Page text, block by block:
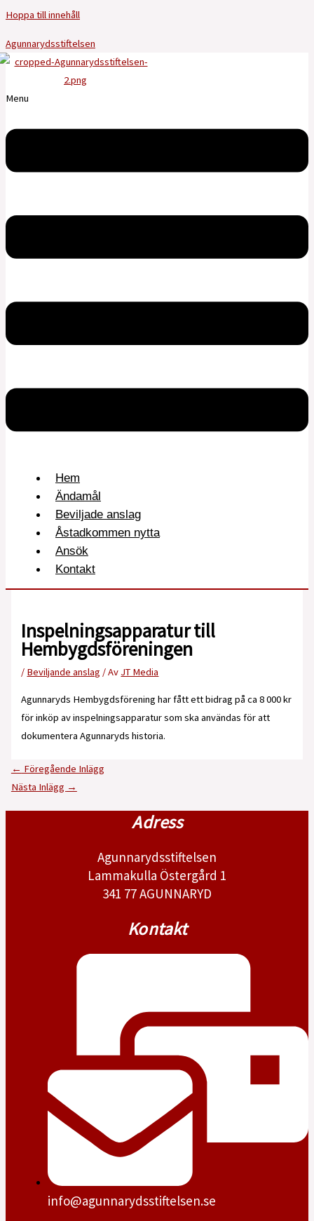
Hoppa till innehåll
Agunnarydsstiftelsen
Menu
Hem
Ändamål
Beviljade anslag
Åstadkommen nytta
Ansök
Kontakt
Inspelningsapparatur till
Hembygdsföreningen
/ Beviljande anslag / Av JT Media
Agunnaryds Hembygdsförening har fått ett bidrag på ca 8 000 kr
för inköp av inspelningsapparatur som ska användas för att
dokumentera Agunnaryds historia.
← Föregående Inlägg
Nästa Inlägg →
Adress
Agunnarydsstiftelsen
Lammakulla Östergård 1
341 77 AGUNNARYD
Kontakt
info@agunnarydsstiftelsen.se